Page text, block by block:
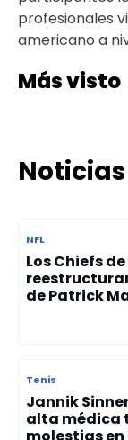
profesionales
americano a
Más visto
NFL
Los Chiefs
de Patrick
Tenis
Jannik
alta médica